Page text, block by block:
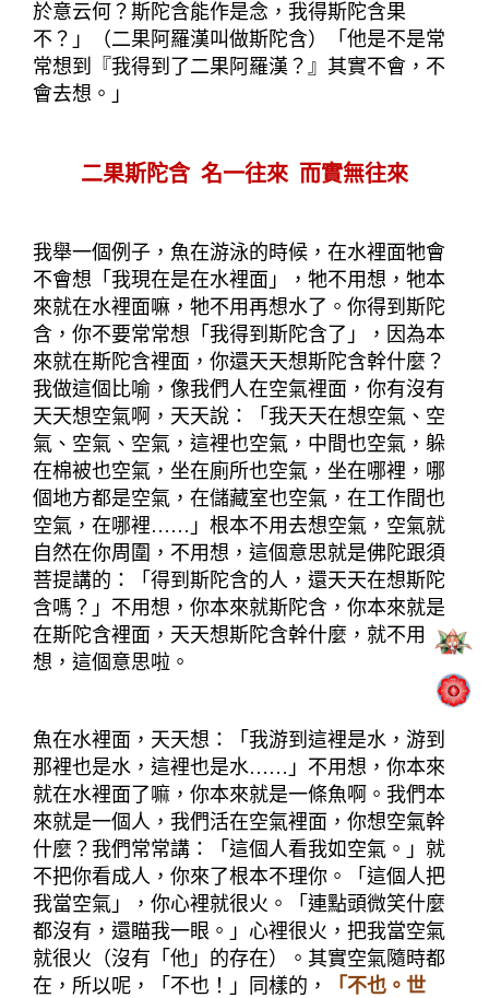
於意云何？斯陀含能作是念，我得斯陀含果
不？」（二果阿羅漢叫做斯陀含）「他是不是常
常想到『我得到了二果阿羅漢？』其實不會，不
會去想。」
二果斯陀含 名一往來 而實無往來
我舉一個例子，魚在游泳的時候，在水裡面牠會
不會想「我現在是在水裡面」， 牠不用想，牠本
來就在水裡面嘛 ，牠不用再想水了。你得到斯陀
含，你不要常常想「我得到斯陀含了」，因為本
來就在斯陀含裡面，你還天天想斯陀含幹什麼？
我做這個比喻，像我們人在空氣裡面，你有沒有
天天想空氣啊，天天說：「我天天在想空氣、空
氣、空氣、空氣，這裡也空氣，中間也空氣，躲
在棉被也空氣，坐在廁所也空氣，坐在哪裡，哪
個地方都是空氣，在儲藏室也空氣，在工作間也
空氣，在哪裡…… 」根本不用去想空氣，空氣就
自然在你周圍，不用想，這個意思就是佛陀跟須
菩提講的：「得到斯陀含的人，還天天在想斯陀
含嗎？」不用想，你本來就斯陀含，你本來就是
在斯陀含裡面，天天想斯陀含幹什麼，就不用
想，這個意思啦。
魚在水裡面，天天想：「我游到這裡是水，游到
那裡也是水，這裡也是水…… 」不用想，你本來
就在水裡面了嘛，你本來就是一條魚啊。我們本
來就是一個人，我們活在空氣裡面，你想空氣幹
什麼？我們常常講：「這個人看我如空氣。」就
不把你看成人，你來了根本不理你。「這個人把
我當空氣」，你心裡就很火。「連點頭微笑什麼
都沒有，還瞄我一眼。」心裡很火，把我當空氣
就很火（沒有「他」的存在）。其實空氣隨時都
在，所以呢，「不也！」同樣的，
「不也。世